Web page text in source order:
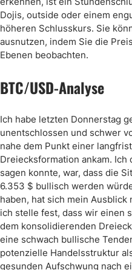
Dojis, outside oder einem
höheren Schlusskurs. Sie
ausnutzen, indem Sie die
Ebenen beobachten.
BTC/USD-Analyse
Ich habe letzten Donnerstag
unentschlossen und schwer
nahe dem Punkt einer
Dreiecksformation ankam. Ich
sagen konnte, war, dass die
6.353 $ bullisch werden
haben, hat sich mein
ich stelle fest, dass wir einen
dem konsolidierenden
eine schwach bullische
potenzielle Handelsstruktur
gesunden Aufschwung nach